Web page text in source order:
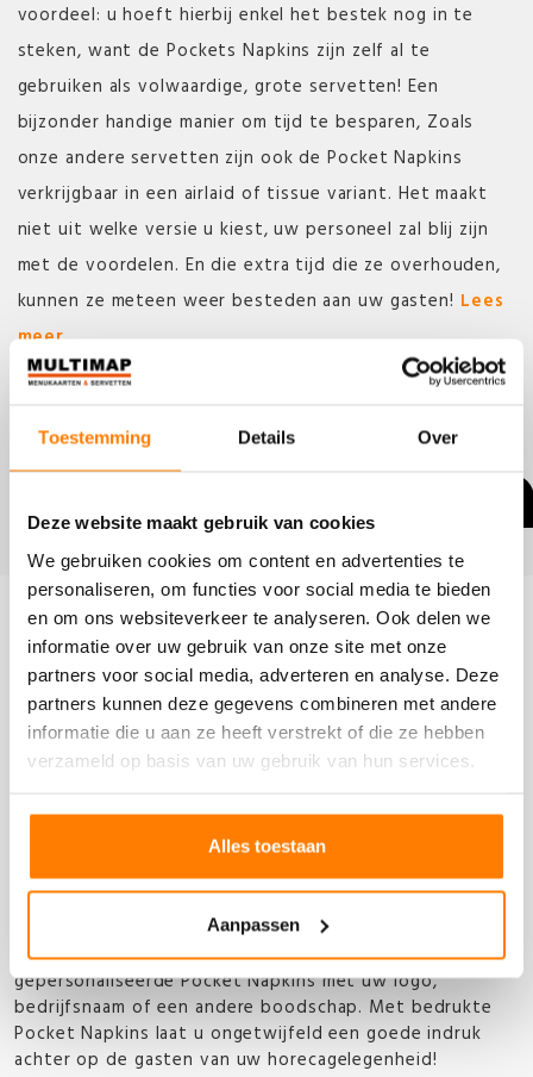
Toestemming Details Over
Deze website maakt gebruik van cookies
We gebruiken cookies om content en advertenties te
personaliseren, om functies voor social media te bieden
en om ons websiteverkeer te analyseren. Ook delen we
informatie over uw gebruik van onze site met onze
partners voor social media, adverteren en analyse. Deze
partners kunnen deze gegevens combineren met andere
informatie die u aan ze heeft verstrekt of die ze hebben
verzameld op basis van uw gebruik van hun services.
Alles toestaan
Aanpassen
voordeel: u hoeft hierbij enkel het bestek nog in te
steken, want de Pockets Napkins zijn zelf al te
gebruiken als volwaardige, grote servetten! Een
bijzonder handige manier om tijd te besparen, Zoals
onze andere servetten zijn ook de Pocket Napkins
verkrijgbaar in een airlaid of tissue variant. Het maakt
niet uit welke versie u kiest, uw personeel zal blij zijn
met de voordelen. En die extra tijd die ze overhouden,
kunnen ze meteen weer besteden aan uw gasten! Lees
meer...
MAAK EEN AFSPRAAK
Productomschrijving
Pocket napkins bedrukken
in uw huisstijl
Bij Multi Map kunt u Pocket Napkins bestellen in
verschillende kleuren en materialen. Gaat uw voorkeur
uit naar pocket napkins die niet alleen qua kleur, maar
ook in naam en logo helemaal de stijl van uw bedrijf
weerspiegelen? Dan kunt u uw Pocket Napkins natuurlijk
laten bedrukken door Multi Map. Wat dacht u van
gepersonaliseerde Pocket Napkins met uw logo,
bedrijfsnaam of een andere boodschap. Met bedrukte
Pocket Napkins laat u ongetwijfeld een goede indruk
achter op de gasten van uw horecagelegenheid!